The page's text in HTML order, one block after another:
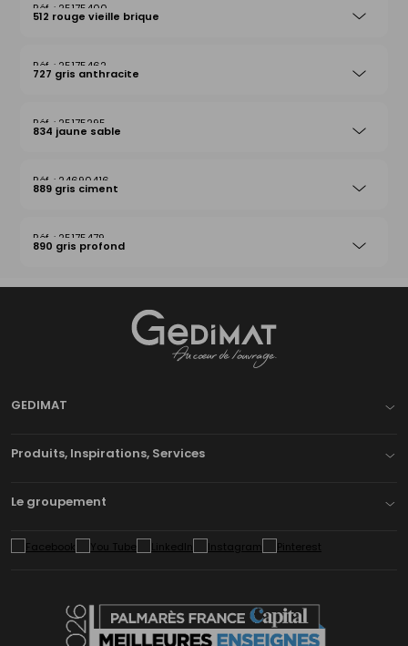
25175400
512 rouge vieille brique
25175462
727 gris anthracite
25175295
834 jaune sable
24690416
889 gris ciment
25175479
890 gris profond
GEDIMAT
Produits, Inspirations, Services
Le groupement